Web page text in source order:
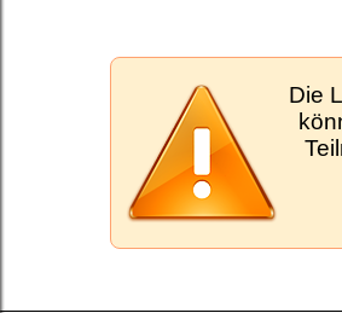
Die